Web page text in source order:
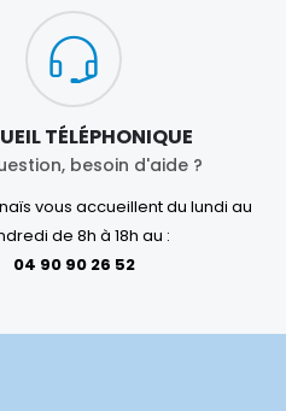
TÉLÉPHONIQUE
besoin d'aide ?
vous accueillent du lundi au
de 8h à 18h au :
04 90 90 26 52